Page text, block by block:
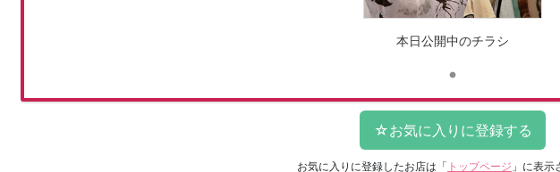
本日公開中のチラシ
お気に入りに登録したお店は 「 トップページ 」に表示